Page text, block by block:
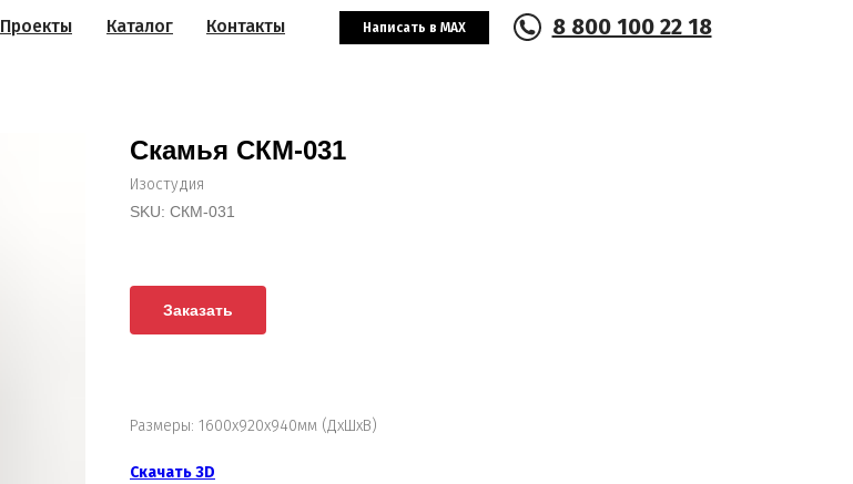
Контакты
Каталог 8 800 100 22 18
Проекты Написать в MAX
Скамья СКМ-031
Изостудия
SKU: СКМ-031
Заказать
Размеры: 1600х920х940мм (ДхШхВ)
Скачать 3D